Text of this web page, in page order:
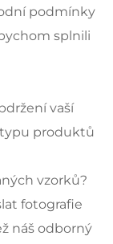
podmínky
splnili
vaší
typu produktů
vzorků?
fotografie
náš odborný